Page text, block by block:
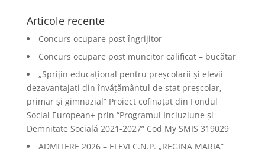
Articole recente
Concurs ocupare post îngrijitor
Concurs ocupare post muncitor calificat – bucătar
„Sprijin educațional pentru preșcolarii și elevii
dezavantajați din învățământul de stat preșcolar,
primar și gimnazial” Proiect cofinațat din Fondul
Social European+ prin “Programul Incluziune și
Demnitate Socială 2021-2027” Cod My SMIS 319029
ADMITERE 2026 – ELEVI C.N.P. „REGINA MARIA”